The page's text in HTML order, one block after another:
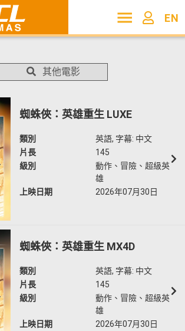
EN
其他電影
蜘蛛俠：英雄重生 LUXE
類別
英語, 字幕: 中文
片長
145
級別
動作、冒險、超級英
雄
上映日期
2026年07月30日
蜘蛛俠：英雄重生 MX4D
類別
英語, 字幕: 中文
片長
145
級別
動作、冒險、超級英
雄
上映日期
2026年07月30日